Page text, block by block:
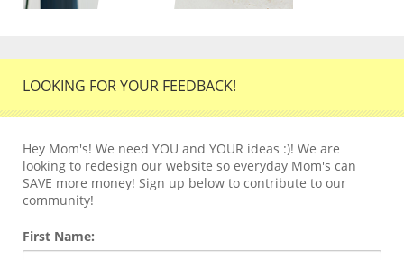
LOOKING FOR YOUR FEEDBACK!
Hey Mom's! We need YOU and YOUR ideas :)! We are
looking to redesign our website so everyday Mom's can
SAVE more money! Sign up below to contribute to our
community!
First Name: